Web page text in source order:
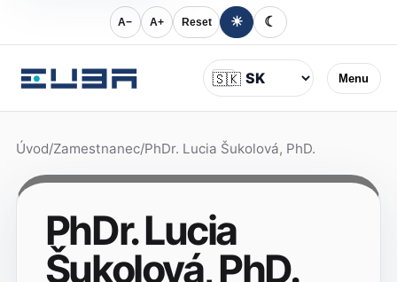
A− A+ Reset ☀ ☾
Menu
Jazyk
🇸🇰
Úvod/Zamestnanec/PhDr. Lucia Šukolová, PhD.
PhDr. Lucia
Šukolová, PhD.